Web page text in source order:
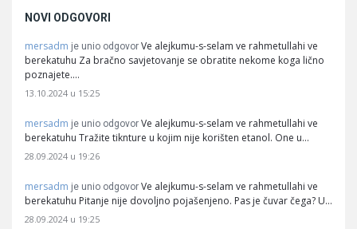
NOVI ODGOVORI
mersadm je unio odgovor Ve alejkumu-s-selam ve rahmetullahi ve
berekatuhu Za bračno savjetovanje se obratite nekome koga lično
poznajete.…
13.10.2024 u 15:25
mersadm je unio odgovor Ve alejkumu-s-selam ve rahmetullahi ve
berekatuhu Tražite tiknture u kojim nije korišten etanol. One u…
28.09.2024 u 19:26
mersadm je unio odgovor Ve alejkumu-s-selam ve rahmetullahi ve
berekatuhu Pitanje nije dovoljno pojašenjeno. Pas je čuvar čega? U…
28.09.2024 u 19:25